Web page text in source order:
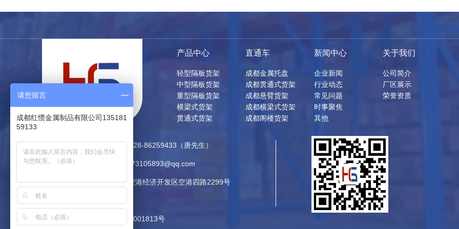
产品中心
轻型隔板货架
中型隔板货架
重型隔板货架
横梁式货架
贯通式货架
直通车
成都金属托盘
成都贯通式货架
成都悬臂货架
成都横梁式货架
成都阁楼货架
新闻中心
企业新闻
行业动态
常见问题
时事聚焦
其他
关于我们
公司简介
厂区展示
荣誉资质
联系方式：13518159133 / 028-86259433（唐先生）
QQ：373105893 邮箱：373105893@qq.com
地址：成都市双流区西南航空港经济开发区空港四路2299号
网站地图
川公网安备 51012202001813号
请您留言
成都红惯金属制品有限公司135181
59133